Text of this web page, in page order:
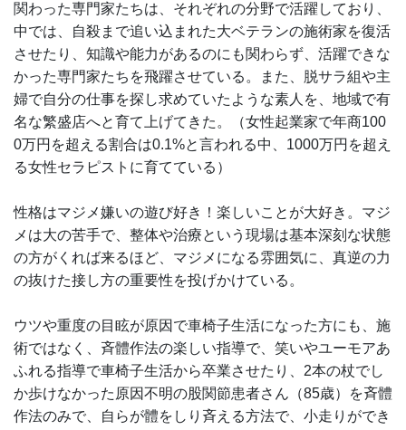
関わった専門家たちは、それぞれの分野で活躍しており、
中では、自殺まで追い込まれた大ベテランの施術家を復活
させたり、知識や能力があるのにも関わらず、活躍できな
かった専門家たちを飛躍させている。また、脱サラ組や主
婦で自分の仕事を探し求めていたような素人を、地域で有
名な繁盛店へと育て上げてきた。（女性起業家で年商100
0万円を超える割合は0.1%と言われる中、1000万円を超え
る女性セラピストに育てている）
性格はマジメ嫌いの遊び好き！楽しいことが大好き。マジ
メは大の苦手で、整体や治療という現場は基本深刻な状態
の方がくれば来るほど、マジメになる雰囲気に、真逆の力
の抜けた接し方の重要性を投げかけている。
ウツや重度の目眩が原因で車椅子生活になった方にも、施
術ではなく、斉體作法の楽しい指導で、笑いやユーモアあ
ふれる指導で車椅子生活から卒業させたり、2本の杖でし
か歩けなかった原因不明の股関節患者さん（85歳）を斉體
作法のみで、自らが體をしり斉える方法で、小走りができ